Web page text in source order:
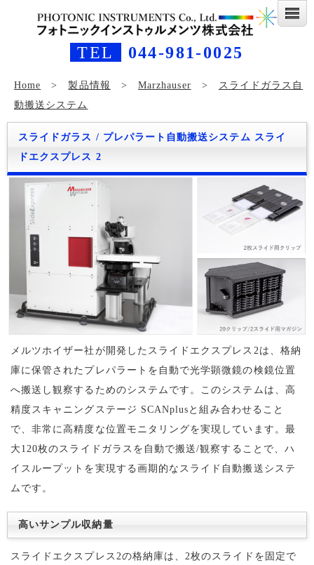
TEL 044-981-0025
Home >製品情報 > Marzhauser > スライドガラス自
動搬送システム
スライドガラス / プレパラート自動搬送システム スライ
ドエクスプレス 2
メルツホイザー社が開発したスライドエクスプレス2は、格納
庫に保管されたプレパラートを自動で光学顕微鏡の検鏡位置
へ搬送し観察するためのシステムです。このシステムは、高
精度スキャニングステージ SCANplusと組み合わせること
で、非常に高精度な位置モニタリングを実現しています。最
大120枚のスライドガラスを自動で搬送/観察することで、ハ
イスループットを実現する画期的なスライド自動搬送システ
ムです。
高いサンプル収納量
スライドエクスプレス2の格納庫は、2枚のスライドを固定で